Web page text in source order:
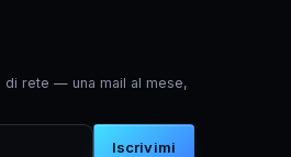
di rete — una mail al mese,
Iscrivimi